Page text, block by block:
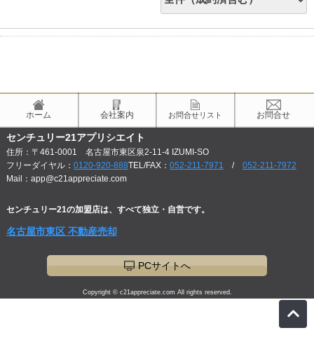
ホーム 会社案内 お問合せリスト お問合せ
センチュリー21アプリシエイト
住所：〒461-0001 名古屋市東区泉2-11-4 IZUMI-SO
フリーダイヤル： 0120-920-888TEL/FAX： 052-211-7971 / 052-211-7972
Mail：app@c21appreciate.com
センチュリー21の加盟店は、すべて独立・自営です。
名古屋市東区 不動産売却
PCサイトへ
Copyright © c21appreciate.com All rights reserved.